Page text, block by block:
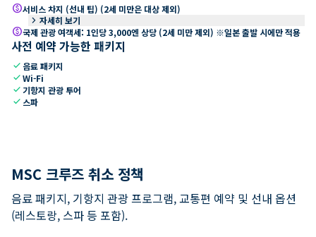
paid서비스 차지 (선내 팁) (2세 미만은 대상 제외)
keyboard_arrow_right 자세히 보기
paid국제 관광 여객세: 1인당 3,000엔 상당 (2세 미만 제외) ※일본 출발 시에만 적용
사전 예약 가능한 패키지
check 음료 패키지
checkWi-Fi
check 기항지 관광 투어
check 스파
MSC 크루즈 취소 정책
음료 패키지, 기항지 관광 프로그램, 교통편 예약 및 선내 옵션
(레스토랑, 스파 등 포함).